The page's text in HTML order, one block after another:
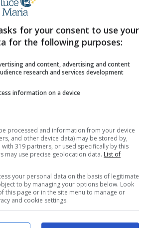
nel comune di
storica e culturale.
for your consent to use your
for the following purposes:
and content, advertising and content
research and services development
information on a device
processed and information from your device
and other device data) may be stored by,
319 partners, or used specifically by this
may use precise geolocation data. List of
your personal data on the basis of legitimate
to by managing your options below. Look
this page or in the site menu to manage or
and cookie settings.